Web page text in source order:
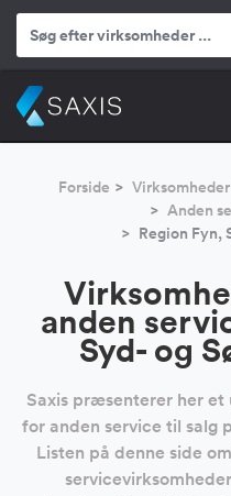
Forside
Anden
Region Fyn,
anden
Syd- og
Saxis præsenterer her et
for anden service til salg
Listen på denne side